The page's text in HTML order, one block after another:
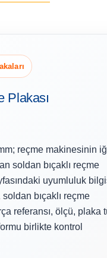
Plakası
reçme makinesinin
soldan bıçaklı reçme
uyumluluk
bıçaklı reçme
referansı, ölçü, plaka
birlikte kontrol